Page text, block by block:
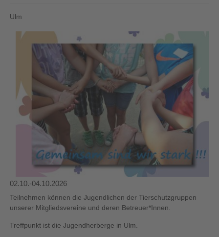
Ulm
02.10.-04.10.2026
Teilnehmen können die Jugendlichen der Tierschutzgruppen
unserer Mitgliedsvereine und deren Betreuer*Innen.
Treffpunkt ist die Jugendherberge in Ulm.